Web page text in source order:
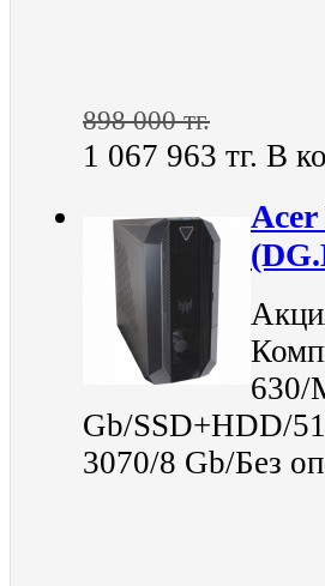
898 000 тг.
1 067 963 тг. В
630/
Gb/SSD+HDD/
3070/8 Gb/Без